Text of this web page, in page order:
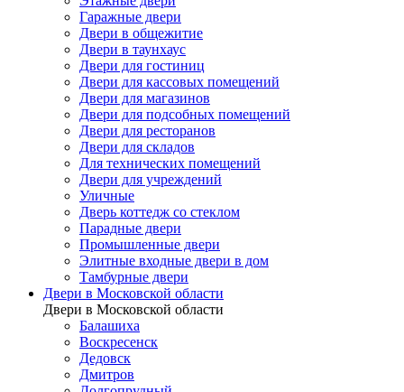
Гаражные двери
Двери в общежитие
Двери в таунхаус
Двери для гостиниц
Двери для кассовых помещений
Двери для магазинов
Двери для подсобных помещений
Двери для ресторанов
Двери для складов
Для технических помещений
Двери для учреждений
Уличные
Дверь коттедж со стеклом
Парадные двери
Промышленные двери
Элитные входные двери в дом
Тамбурные двери
Двери в Московской области
Двери в Московской области
Балашиха
Воскресенск
Дедовск
Дмитров